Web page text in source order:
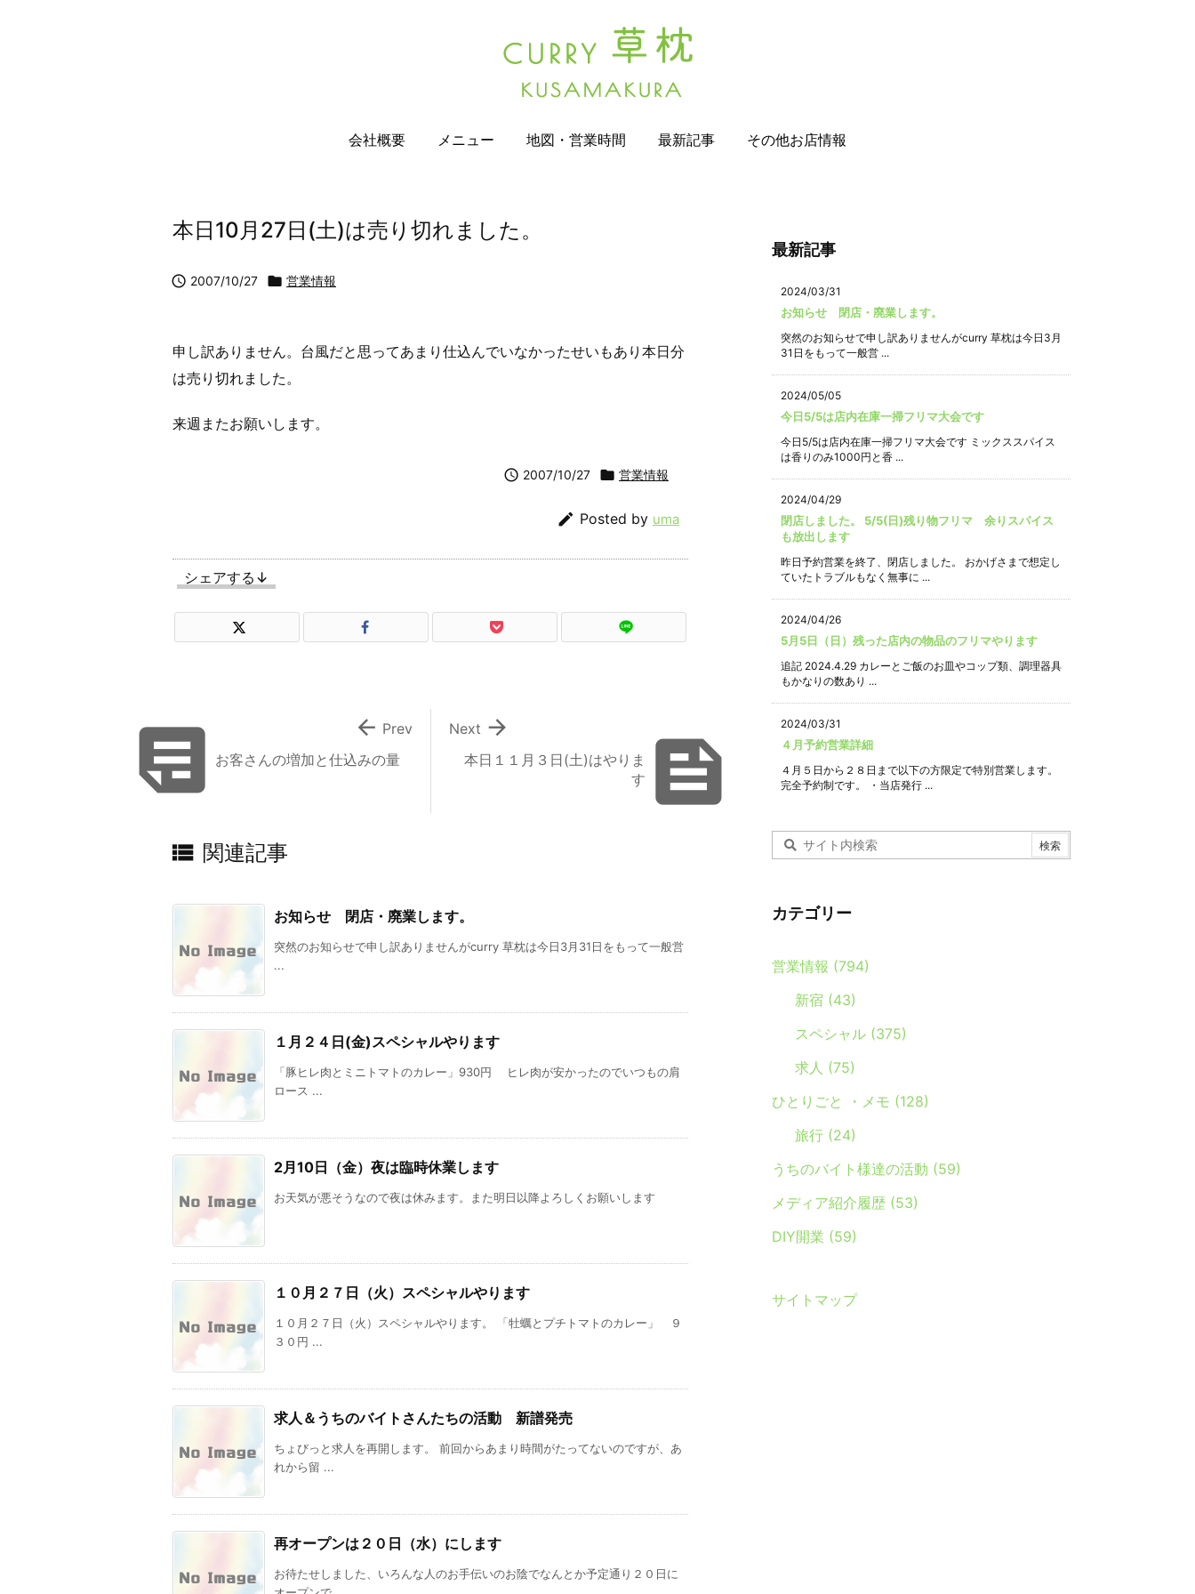
会社概要 メニュー 地図・営業時間 最新記事 その他お店情報
本日10月27日(土)は売り切れました。
 2007/10/27  営業情報
申し訳ありません。台風だと思ってあまり仕込んでいなかったせいもあり本日分
は売り切れました。
来週またお願いします。
 2007/10/27  営業情報
 Posted by uma
シェアする↓

本日１１月３日(土)はやりま
す

Next
お客さんの増加と仕込みの量
 Prev
 関連記事
お知らせ 閉店・廃業します。
突然のお知らせで申し訳ありませんがcurry 草枕は今日3月31日をもって一般営
...
１月２４日(金)スペシャルやります
「豚ヒレ肉とミニトマトのカレー」930円 ヒレ肉が安かったのでいつもの肩
ロース ...
2月10日（金）夜は臨時休業します
お天気が悪そうなので夜は休みます。また明日以降よろしくお願いします
１０月２７日（火）スペシャルやります
１０月２７日（火）スペシャルやります。 「牡蠣とプチトマトのカレー」 ９
３０円 ...
求人＆うちのバイトさんたちの活動 新譜発売
ちょびっと求人を再開します。 前回からあまり時間がたってないのですが、あ
れから留 ...
再オープンは２０日（水）にします
お待たせしました、いろんな人のお手伝いのお陰でなんとか予定通り２０日に
最新記事
2024/03/31
お知らせ 閉店・廃業します。
突然のお知らせで申し訳ありませんがcurry 草枕は今日3月
31日をもって一般営 ...
2024/05/05
今日5/5は店内在庫一掃フリマ大会です
今日5/5は店内在庫一掃フリマ大会です ミックススパイス
は香りのみ1000円と香 ...
2024/04/29
閉店しました。 5/5(日)残り物フリマ 余りスパイス
も放出します
昨日予約営業を終了、閉店しました。 おかげさまで想定し
ていたトラブルもなく無事に ...
2024/04/26
5月5日（日）残った店内の物品のフリマやります
追記 2024.4.29 カレーとご飯のお皿やコップ類、調理器具
もかなりの数あり ...
2024/03/31
４月予約営業詳細
４月５日から２８日まで以下の方限定で特別営業します。
完全予約制です。 ・当店発行 ...
カテゴリー
営業情報 (794)
新宿 (43)
スペシャル (375)
求人 (75)
ひとりごと ・メモ (128)
旅行 (24)
うちのバイト様達の活動 (59)
メディア紹介履歴 (53)
DIY開業 (59)
サイトマップ